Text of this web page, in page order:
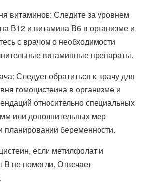
витаминов: Следите за уровнем
В12 и витамина В6 в организме и
с врачом о необходимости
витаминные препараты.
Следует обратиться к врачу для
гомоцистеина в организме и
относительно специальных
или дополнительных мер
планировании беременности.
если метилфолат и
не помогли. Отвечает